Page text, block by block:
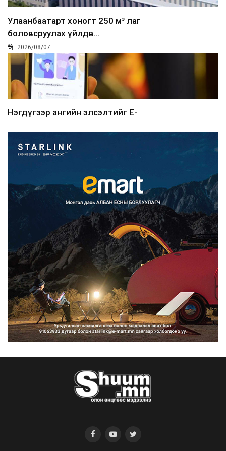
Улаанбаатарт хоногт 250 м³ лаг
боловсруулах үйлдв...
2026/08/07
Нэгдүгээр ангийн элсэлтийг E-
Францад иргэд рүү зөвшөөрөлгүй
сурталчилгааны дууд...
2026/08/07
Нийтийн тээврийн Ч:19А чиглэлийн
замналд түр хугац...
2026/08/07
Автомашины улсын дугаар сондгой
тоогоор төгссөн бо...